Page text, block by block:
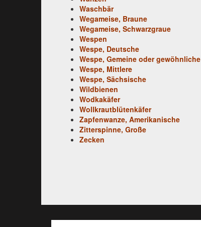
Waschbär
Wegameise, Braune
Wegameise, Schwarzgraue
Wespen
Wespe, Deutsche
Wespe, Gemeine oder gewöhnliche
Wespe, Mittlere
Wespe, Sächsische
Wildbienen
Wodkakäfer
Wollkrautblütenkäfer
Zapfenwanze, Amerikanische
Zitterspinne, Große
Zecken